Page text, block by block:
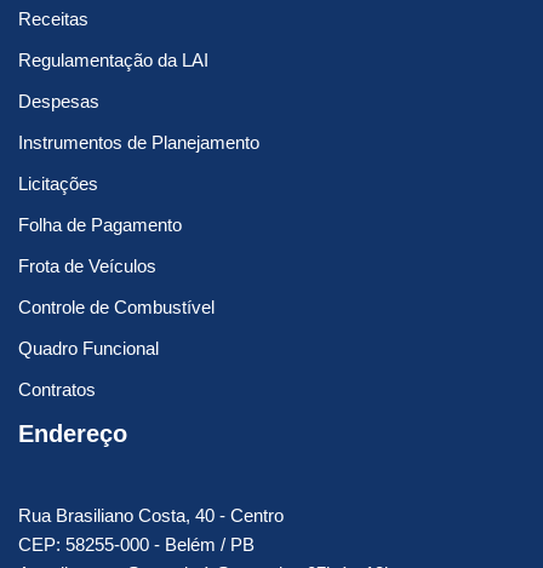
Receitas
Regulamentação da LAI
Despesas
Instrumentos de Planejamento
Licitações
Folha de Pagamento
Frota de Veículos
Controle de Combustível
Quadro Funcional
Contratos
Endereço
Rua Brasiliano Costa, 40 - Centro
CEP: 58255-000 - Belém / PB